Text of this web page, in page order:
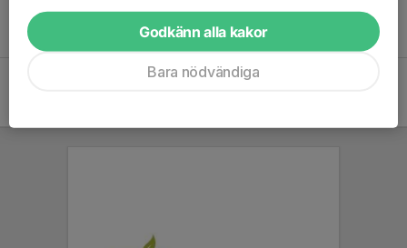
Godkänn alla kakor
Bara nödvändiga